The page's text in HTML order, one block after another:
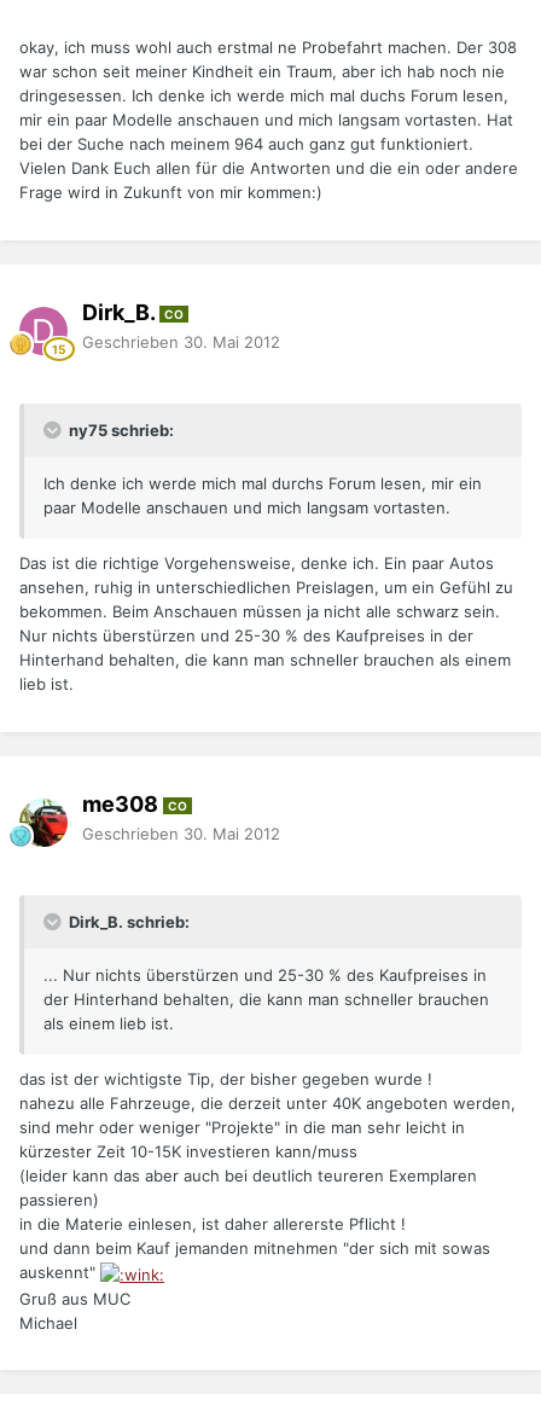
okay, ich muss wohl auch erstmal ne Probefahrt machen. Der 308
war schon seit meiner Kindheit ein Traum, aber ich hab noch nie
dringesessen. Ich denke ich werde mich mal duchs Forum lesen,
mir ein paar Modelle anschauen und mich langsam vortasten. Hat
bei der Suche nach meinem 964 auch ganz gut funktioniert.
Vielen Dank Euch allen für die Antworten und die ein oder andere
Frage wird in Zukunft von mir kommen:)
Dirk_B. CO
Geschrieben 30. Mai 2012
ny75 schrieb:
Ich denke ich werde mich mal durchs Forum lesen, mir ein
paar Modelle anschauen und mich langsam vortasten.
Das ist die richtige Vorgehensweise, denke ich. Ein paar Autos
ansehen, ruhig in unterschiedlichen Preislagen, um ein Gefühl zu
bekommen. Beim Anschauen müssen ja nicht alle schwarz sein.
Nur nichts überstürzen und 25-30 % des Kaufpreises in der
Hinterhand behalten, die kann man schneller brauchen als einem
lieb ist.
me308 CO
Geschrieben 30. Mai 2012
Dirk_B. schrieb:
... Nur nichts überstürzen und 25-30 % des Kaufpreises in
der Hinterhand behalten, die kann man schneller brauchen
als einem lieb ist.
das ist der wichtigste Tip, der bisher gegeben wurde !
nahezu alle Fahrzeuge, die derzeit unter 40K angeboten werden,
sind mehr oder weniger "Projekte" in die man sehr leicht in
kürzester Zeit 10-15K investieren kann/muss
(leider kann das aber auch bei deutlich teureren Exemplaren
passieren)
in die Materie einlesen, ist daher allererste Pflicht !
und dann beim Kauf jemanden mitnehmen "der sich mit sowas
auskennt"
Gruß aus MUC
Michael